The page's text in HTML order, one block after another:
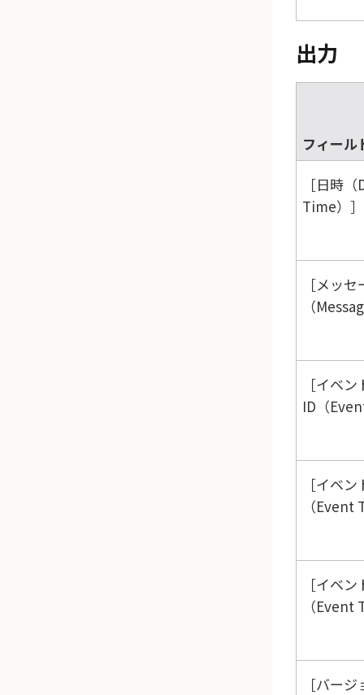
出力
フィール
日時（
Time）
メッセ
（
イベン
ID（
イベン
（Event
イベン
（Event
バージ